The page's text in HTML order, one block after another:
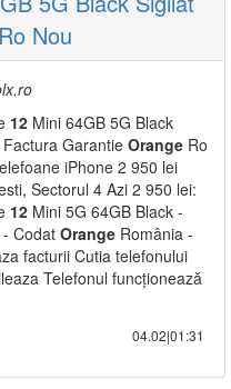
Nou
12 Mini 64GB 5G Black
GarantieOrange Ro
iPhone 2 950 lei
Sectorul 4 Azi 2 950 lei:
12 Mini 5G 64GB Black -
CodatOrange România -
facturii Cutia telefonului
Telefonul funcționează
04.02|01:31